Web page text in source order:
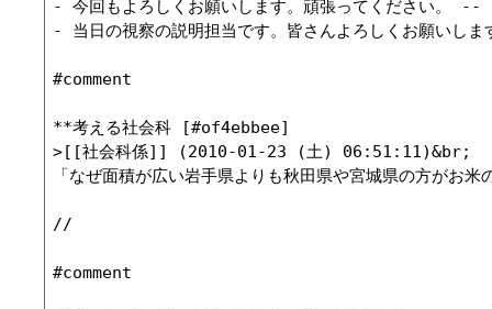
- 今回もよろしくお願いします。頑張ってくださ
- 当日の視察の説明担当です。皆さんよろしくお願
#comment
**考える社会科 [#of4ebbee]
>[[社会科係]] (2010-01-23 (土) 06:51:11)&br;
「なぜ面積が広い岩手県よりも秋田県や宮城県の方がお
//
#comment